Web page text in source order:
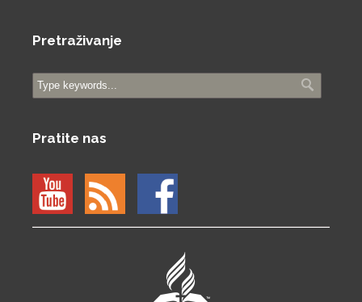
Pretraživanje
Pratite nas